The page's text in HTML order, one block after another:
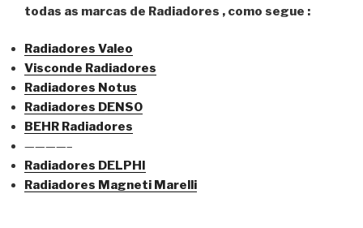
todas as marcas de Radiadores , como segue :
Radiadores Valeo
Visconde Radiadores
Radiadores Notus
Radiadores DENSO
BEHR Radiadores
————–
Radiadores DELPHI
Radiadores Magneti Marelli